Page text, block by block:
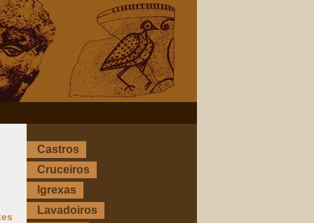
Castros
Cruceiros
Igrexas
Lavadoiros